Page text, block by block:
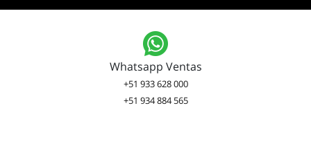
Whatsapp Ventas
+51 933 628 000
+51 934 884 565